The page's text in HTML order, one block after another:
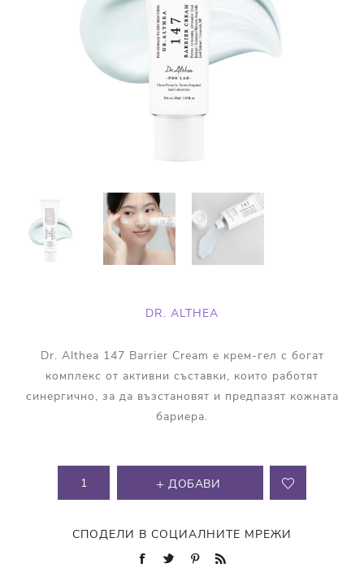
DR. ALTHEA
Dr. Althea 147 Barrier Cream е крем-гел с богат
комплекс от активни съставки, които работят
синергично, за да възстановят и предпазят кожната
бариера.
ДОБАВИ
СПОДЕЛИ В СОЦИАЛНИТЕ МРЕЖИ